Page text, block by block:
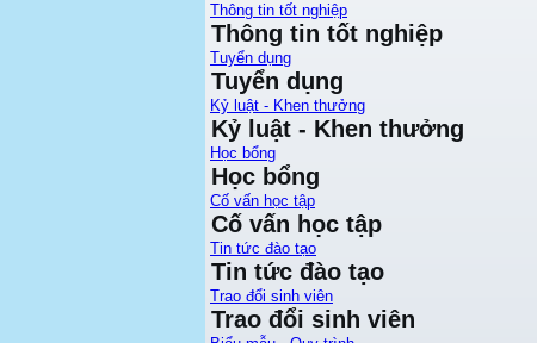
Thông tin tốt nghiệp
Thông tin tốt nghiệp
Tuyển dụng
Tuyển dụng
Kỷ luật - Khen thưởng
Kỷ luật - Khen thưởng
Học bổng
Học bổng
Cố vấn học tập
Cố vấn học tập
Tin tức đào tạo
Tin tức đào tạo
Trao đổi sinh viên
Trao đổi sinh viên